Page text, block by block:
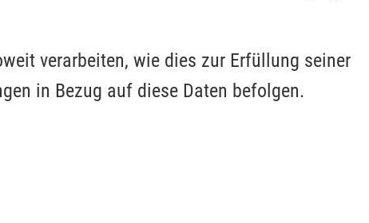
verarbeiten, wie dies zur Erfüllung seiner
in Bezug auf diese Daten befolgen.